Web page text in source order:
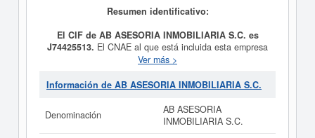
Resumen identificativo:
El CIF de AB ASESORIA INMOBILIARIA S.C. es
J74425513. El CNAE al que está incluida esta empresa
es 6832 - Otras actividades inmobiliarias por cuenta de
terceros. El número SIC asociado paraAB ASESORIA
INMOBILIARIA S.C.es el 65310000. La empresa AB
23/05/2025, acumulando un total de consultas de 9.
Para informase a qué subvenciones puede aspirar esta
Ver más >
Información de AB ASESORIA INMOBILIARIA S.C.
Denominación
AB ASESORIA
INMOBILIARIA S.C.